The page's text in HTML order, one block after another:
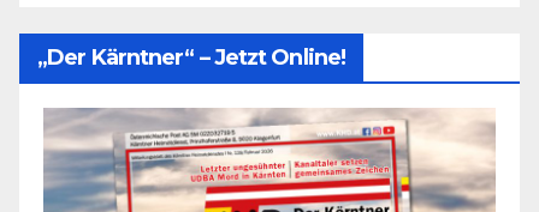
„Der Kärntner“ – Jetzt Online!